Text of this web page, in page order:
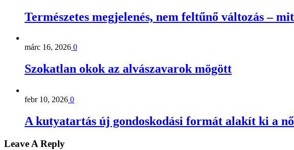
Természetes megjelenés, nem feltűnő változás –
márc 16, 2026 0
Szokatlan okok az alvászavarok mögött
febr 10, 2026 0
A kutyatartás új gondoskodási formát alakít ki a
Leave A Reply